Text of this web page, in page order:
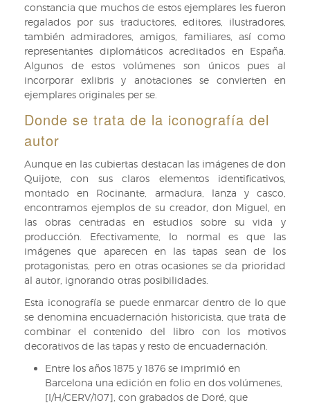
constancia que muchos de estos ejemplares les fueron
regalados por sus traductores, editores, ilustradores,
también admiradores, amigos, familiares, así como
representantes diplomáticos acreditados en España.
Algunos de estos volúmenes son únicos pues al
incorporar exlibris y anotaciones se convierten en
ejemplares originales per se.
Donde se trata de la iconografía del
autor
Aunque en las cubiertas destacan las imágenes de don
Quijote, con sus claros elementos identificativos,
montado en Rocinante, armadura, lanza y casco,
encontramos ejemplos de su creador, don Miguel, en
las obras centradas en estudios sobre su vida y
producción. Efectivamente, lo normal es que las
imágenes que aparecen en las tapas sean de los
protagonistas, pero en otras ocasiones se da prioridad
al autor, ignorando otras posibilidades.
Esta iconografía se puede enmarcar dentro de lo que
se denomina encuadernación historicista, que trata de
combinar el contenido del libro con los motivos
decorativos de las tapas y resto de encuadernación.
Entre los años 1875 y 1876 se imprimió en
Barcelona una edición en folio en dos volúmenes,
[I/H/CERV/107], con grabados de Doré, que